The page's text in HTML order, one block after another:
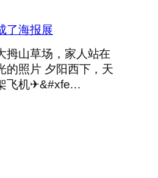
了海报展
拇山草场，家人站在
的照片 夕阳西下，天
飞机✈&#xfe…